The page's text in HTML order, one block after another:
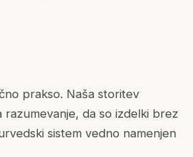
prakso. Naša storitev
da so izdelki brez
sistem vedno namenjen